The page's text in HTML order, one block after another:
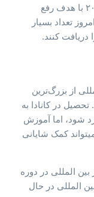
برنامه مهاجرتی اکسپرس انتری از سال ۲۰۱۵ با هدف رفع
تعداد بسیار
دریافت کنند.
از بزرگ‌ترین
در کانادا به
شود، اما آموزش
کمک شایانی
دانش آموز بین المللی در دوره
المللی در حال